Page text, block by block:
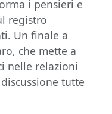
i pensieri e
registro
Un finale a
che mette a
nelle relazioni
tutte